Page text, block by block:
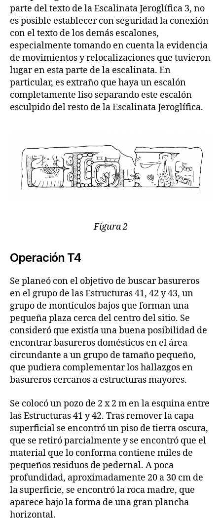
parte del texto de la Escalinata Jeroglífica 3, no
es posible establecer con seguridad la conexión
con el texto de los demás escalones,
especialmente tomando en cuenta la evidencia
de movimientos y relocalizaciones que tuvieron
lugar en esta parte de la escalinata. En
particular, es extraño que haya un escalón
completamente liso separando este escalón
esculpido del resto de la Escalinata Jeroglífica.
Figura 2
Operación T4
Se planeó con el objetivo de buscar basureros
en el grupo de las Estructuras 41, 42 y 43, un
grupo de montículos bajos que forman una
pequeña plaza cerca del centro del sitio. Se
consideró que existía una buena posibilidad de
encontrar basureros domésticos en el área
circundante a un grupo de tamaño pequeño,
que pudiera complementar los hallazgos en
basureros cercanos a estructuras mayores.
Se colocó un pozo de 2 x 2 m en la esquina entre
las Estructuras 41 y 42. Tras remover la capa
superficial se encontró un piso de tierra oscura,
que se retiró parcialmente y se encontró que el
material que lo conforma contiene miles de
pequeños residuos de pedernal. A poca
profundidad, aproximadamente 20 a 30 cm de
la superficie, se encontró la roca madre, que
aparece bajo la forma de una gran plancha
horizontal.